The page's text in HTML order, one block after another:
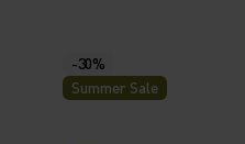
-30%
Summer Sale